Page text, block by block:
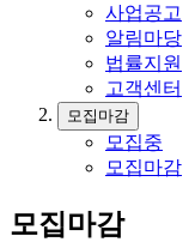
사업공고
알림마당
법률지원
고객센터
모집마감
모집중
모집마감
모집마감